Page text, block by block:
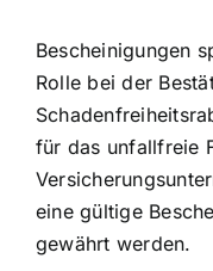
Bescheinigungen
Rolle bei der
für das unfallfreie
eine gültige
gewährt werden.